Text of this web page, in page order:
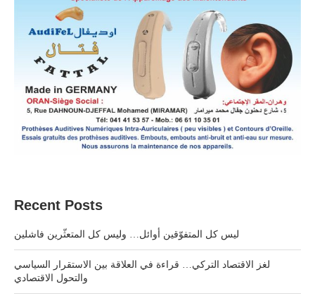
Recent Posts
ليس كل المتفوّقين أوائل… وليس كل المتعثّرين فاشلين
لغز الاقتصاد التركي… قراءة في العلاقة بين الاستقرار السياسي
والتحول الاقتصادي